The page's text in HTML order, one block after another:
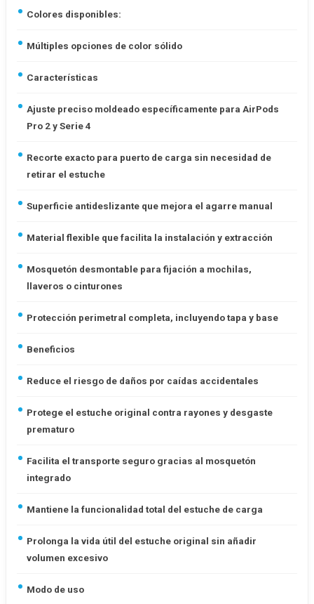
Colores disponibles:
Múltiples opciones de color sólido
Características
Ajuste preciso moldeado específicamente para AirPods
Pro 2 y Serie 4
Recorte exacto para puerto de carga sin necesidad de
retirar el estuche
Superficie antideslizante que mejora el agarre manual
Material flexible que facilita la instalación y extracción
Mosquetón desmontable para fijación a mochilas,
llaveros o cinturones
Protección perimetral completa, incluyendo tapa y base
Beneficios
Reduce el riesgo de daños por caídas accidentales
Protege el estuche original contra rayones y desgaste
prematuro
Facilita el transporte seguro gracias al mosquetón
integrado
Mantiene la funcionalidad total del estuche de carga
Prolonga la vida útil del estuche original sin añadir
volumen excesivo
Modo de uso